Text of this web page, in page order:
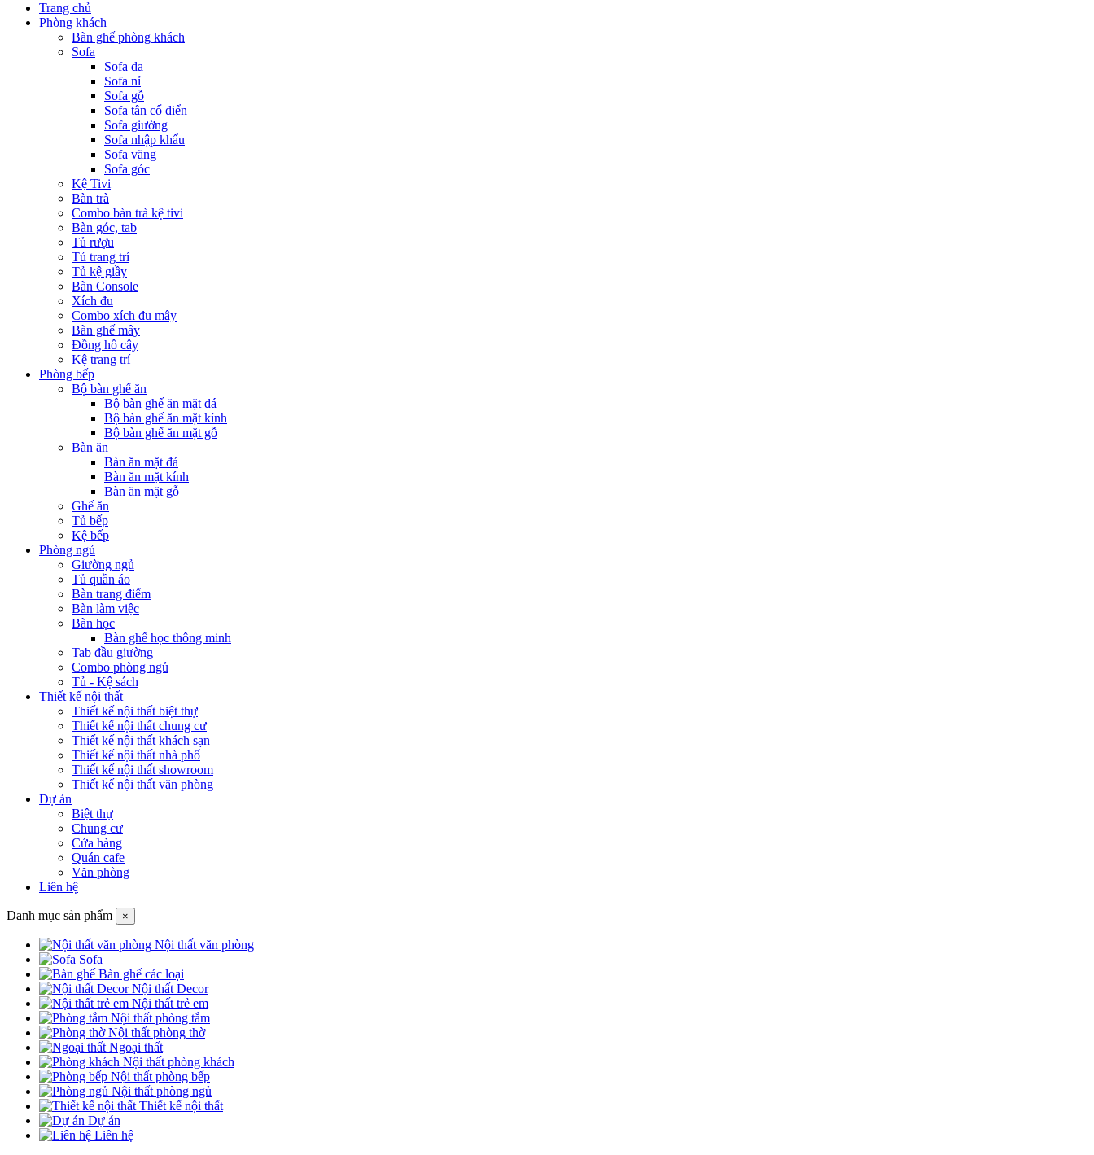
Trang chủ
Phòng khách
Bàn ghế phòng khách
Sofa
Sofa da
Sofa nỉ
Sofa gỗ
Sofa tân cổ điển
Sofa giường
Sofa nhập khẩu
Sofa văng
Sofa góc
Kệ Tivi
Bàn trà
Combo bàn trà kệ tivi
Bàn góc, tab
Tủ rượu
Tủ trang trí
Tủ kệ giầy
Bàn Console
Xích đu
Combo xích đu mây
Bàn ghế mây
Đồng hồ cây
Kệ trang trí
Phòng bếp
Bộ bàn ghế ăn
Bộ bàn ghế ăn mặt đá
Bộ bàn ghế ăn mặt kính
Bộ bàn ghế ăn mặt gỗ
Bàn ăn
Bàn ăn mặt đá
Bàn ăn mặt kính
Bàn ăn mặt gỗ
Ghế ăn
Tủ bếp
Kệ bếp
Phòng ngủ
Giường ngủ
Tủ quần áo
Bàn trang điểm
Bàn làm việc
Bàn học
Bàn ghế học thông minh
Tab đầu giường
Combo phòng ngủ
Tủ - Kệ sách
Thiết kế nội thất
Thiết kế nội thất biệt thự
Thiết kế nội thất chung cư
Thiết kế nội thất khách sạn
Thiết kế nội thất nhà phố
Thiết kế nội thất showroom
Thiết kế nội thất văn phòng
Dự án
Biệt thự
Chung cư
Cửa hàng
Quán cafe
Văn phòng
Liên hệ
Danh mục sản phẩm ×
Nội thất văn phòng
Sofa
Bàn ghế các loại
Nội thất Decor
Nội thất trẻ em
Nội thất phòng tắm
Nội thất phòng thờ
Ngoại thất
Nội thất phòng khách
Nội thất phòng bếp
Nội thất phòng ngủ
Thiết kế nội thất
Dự án
Liên hệ